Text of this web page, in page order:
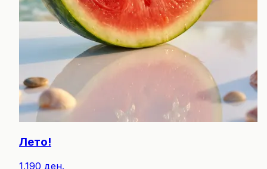
Лето!
1.190 ден.